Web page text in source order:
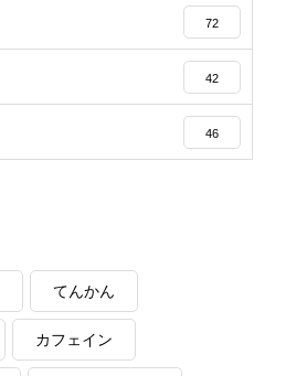
72
42
46
てんかん
カフェイン